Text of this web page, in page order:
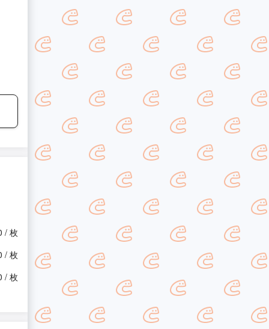
/ 枚
/ 枚
/ 枚